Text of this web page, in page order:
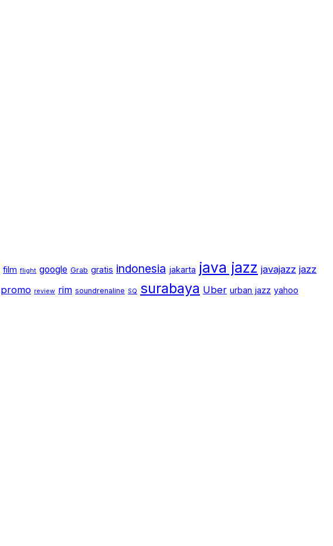
film flight google Grab gratis indonesia jakarta java jazz javajazz jazz
promo review rim soundrenaline SQ surabaya Uber urban jazz yahoo